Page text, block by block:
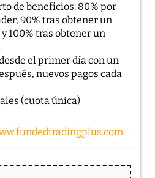
de beneficios: 80% por
90% tras obtener un
100% tras obtener un
el primer día con un
nuevos pagos cada
(cuota única)